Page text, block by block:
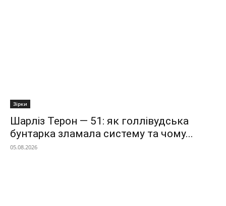
Зірки
Шарліз Терон — 51: як голлівудська
бунтарка зламала систему та чому...
05.08.2026